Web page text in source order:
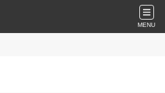
MENU